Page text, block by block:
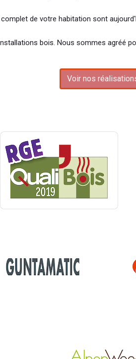
de votre habitation sont
bois. Nous sommes agréé
Voir nos